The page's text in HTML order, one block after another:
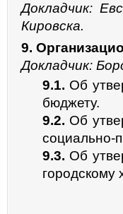
Докладчик:
Кировска.
9.
Докладчик:
9.1. Об
бюджету.
9.2. Об
социально-
9.3. Об
городскому